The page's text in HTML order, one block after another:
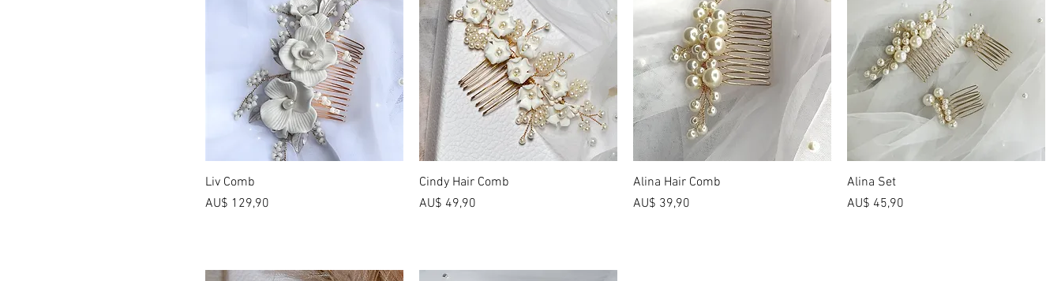
Liv Comb
Preço
AU$ 129,90
Cindy Hair Comb
Preço
AU$ 49,90
Alina Hair Comb
Preço
AU$ 39,90
Alina Set
Preço
AU$ 45,90